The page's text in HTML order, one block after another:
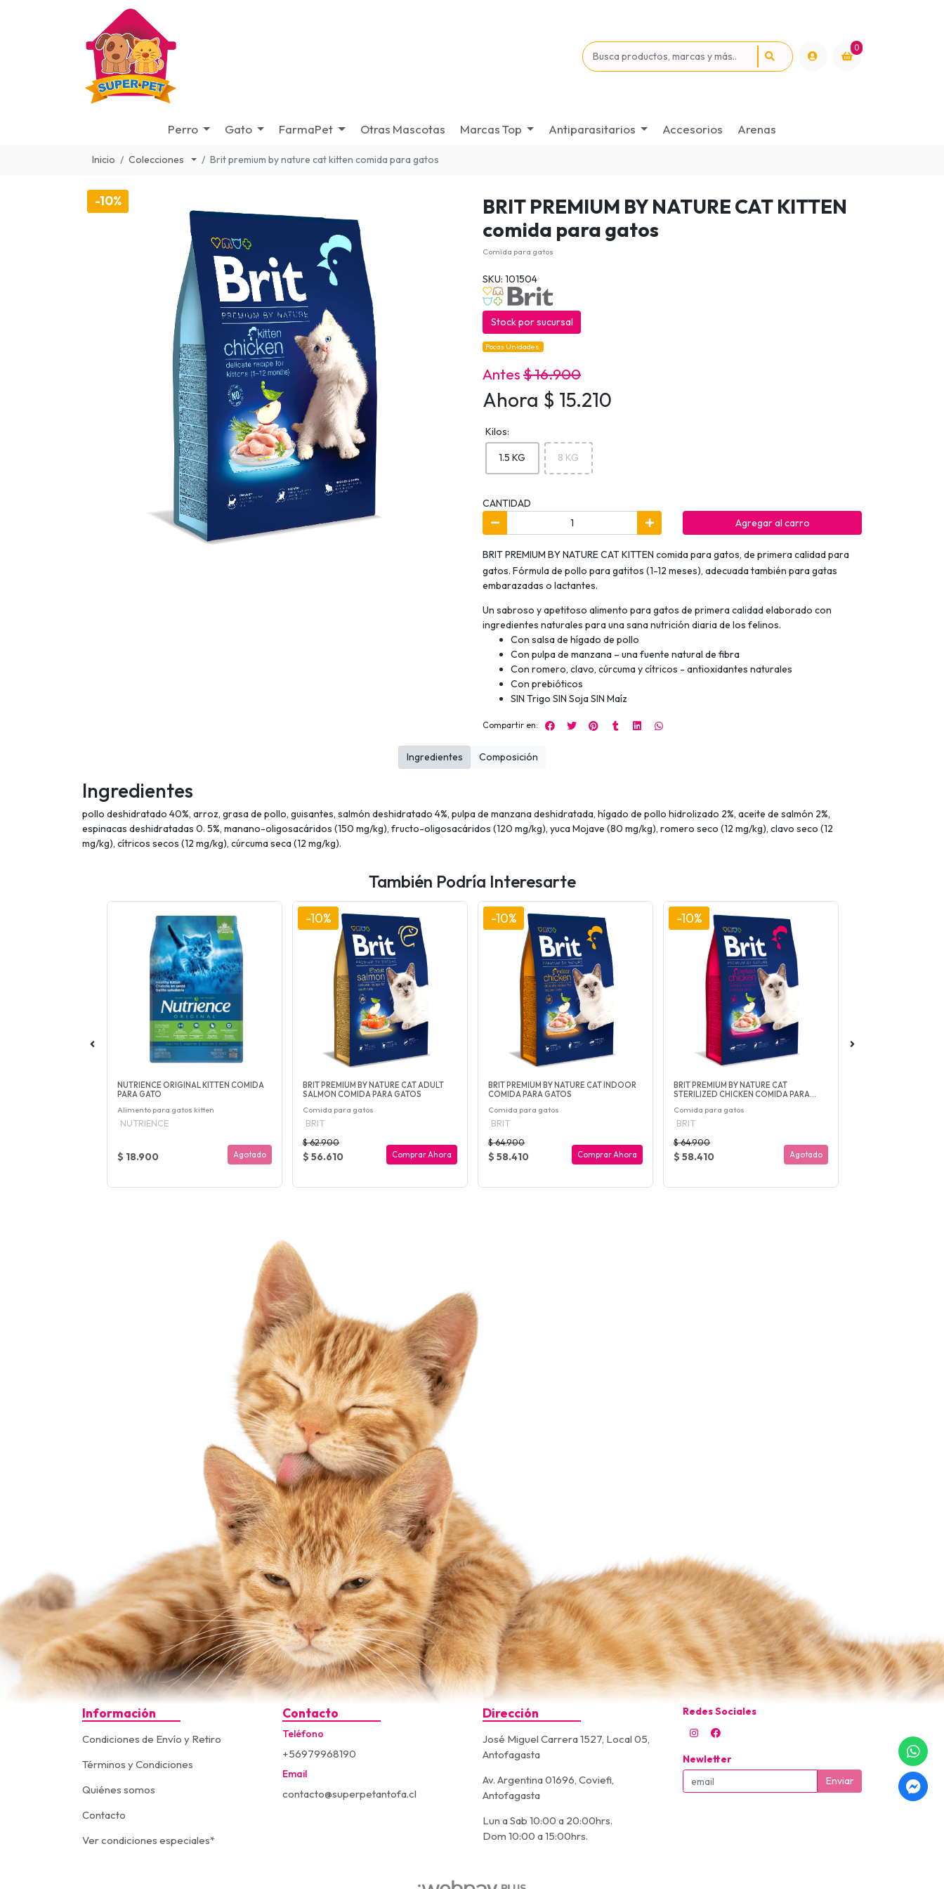
0
Perro Gato FarmaPet Otras Mascotas Marcas Top Antiparasitarios Accesorios Arenas
Inicio Colecciones Brit premium by nature cat kitten comida para gatos
-10%
BRIT PREMIUM BY NATURE CAT KITTEN
comida para gatos
Comida para gatos
SKU: 101504
Stock por sucursal
Pocas Unidades.
Antes$ 16.900
Ahora $ 15.210
Kilos:
1.5 KG 8 KG
CANTIDAD
Agregar al carro
BRIT PREMIUM BY NATURE CAT KITTEN comida para gatos, de primera calidad para
gatos. Fórmula de pollo para gatitos (1-12 meses), adecuada también para gatas
embarazadas o lactantes.
Un sabroso y apetitoso alimento para gatos de primera calidad elaborado con
ingredientes naturales para una sana nutrición diaria de los felinos.
Con salsa de hígado de pollo
Con pulpa de manzana – una fuente natural de fibra
Con romero, clavo, cúrcuma y cítricos - antioxidantes naturales
Con prebióticos
SIN Trigo SIN Soja SIN Maíz
Compartir en:
Ingredientes
pollo deshidratado 40%, arroz, grasa de pollo, guisantes, salmón deshidratado 4%, pulpa de manzana deshidratada, hígado de pollo hidrolizado 2%, aceite de salmón 2%,
espinacas deshidratadas 0. 5%, manano-oligosacáridos (150 mg/kg), fructo-oligosacáridos (120 mg/kg), yuca Mojave (80 mg/kg), romero seco (12 mg/kg), clavo seco (12
mg/kg), cítricos secos (12 mg/kg), cúrcuma seca (12 mg/kg).
Ingredientes Composición
También Podría Interesarte
NUTRIENCE ORIGINAL KITTEN COMIDA
PARA GATO
Alimento para gatos kitten
NUTRIENCE
$ 18.900 Agotado
-10%
BRIT PREMIUM BY NATURE CAT ADULT
SALMON COMIDA PARA GATOS
Comida para gatos
BRIT
$ 62.900
$ 56.610 Comprar Ahora
-10%
BRIT PREMIUM BY NATURE CAT INDOOR
COMIDA PARA GATOS
Comida para gatos
BRIT
$ 64.900
$ 58.410 Comprar Ahora
-10%
BRIT PREMIUM BY NATURE CAT
STERILIZED CHICKEN COMIDA PARA...
Comida para gatos
BRIT
$ 64.900
$ 58.410 Agotado
Información
Condiciones de Envío y Retiro
Términos y Condiciones
Quiénes somos
Contacto
Ver condiciones especiales*
Contacto
Teléfono
+56979968190
Email
contacto@superpetantofa.cl
Dirección
José Miguel Carrera 1527, Local 05,
Antofagasta
Av. Argentina 01696, Coviefi,
Antofagasta
Lun a Sab 10:00 a 20:00hrs.
Dom 10:00 a 15:00hrs.
Redes Sociales
Newletter
Enviar